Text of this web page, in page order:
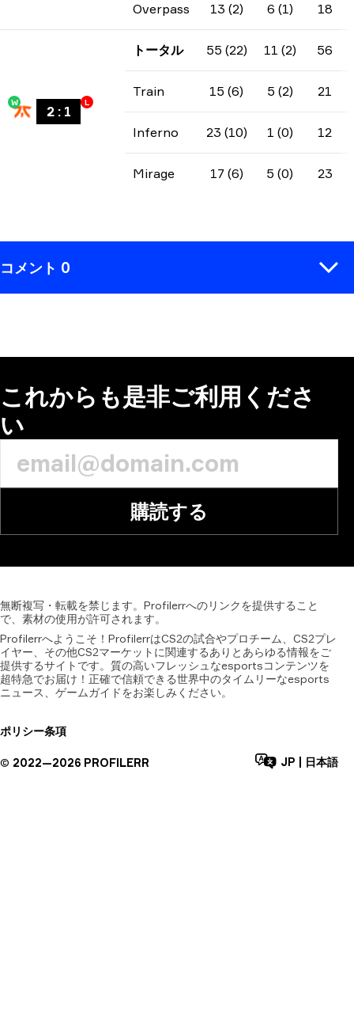
Overpass 13 (2) 6 (1) 18
W
2: 1
L
トータル 55 (22) 11 (2) 56
Train 15 (6) 5 (2) 21
Inferno 23 (10) 1 (0) 12
Mirage 17 (6) 5 (0) 23
コメント 0
これからも是非ご利用くださ
い
購読する
無断複写・転載を禁じます。Profilerrへのリンクを提供すること
で、素材の使用が許可されます。
Profilerrへようこそ！ProfilerrはCS2の試合やプロチーム、CS2プレ
イヤー、その他CS2マーケットに関連するありとあらゆる情報をご
提供するサイトです。質の高いフレッシュなesportsコンテンツを
超特急でお届け！正確で信頼できる世界中のタイムリーなesports
ニュース、ゲームガイドをお楽しみください。
ポリシー条項
© 2022—2026 PROFILERR JP 日本語